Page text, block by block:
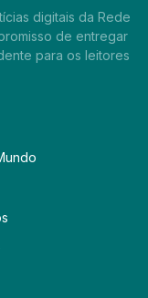
digitais da Rede
de entregar
para os leitores